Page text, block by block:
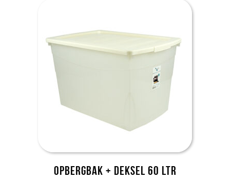
Opbergbak + deksel 60 ltr